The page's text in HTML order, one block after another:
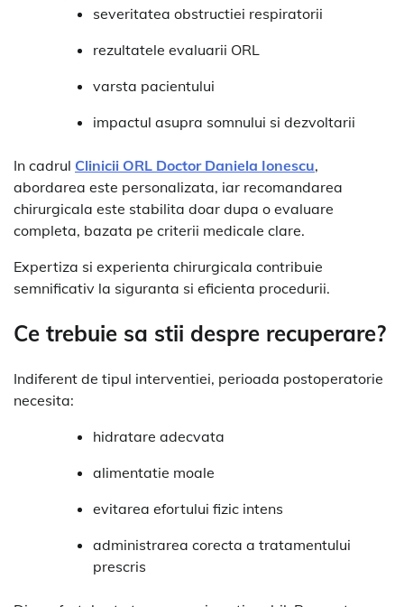
severitatea obstructiei respiratorii
rezultatele evaluarii ORL
varsta pacientului
impactul asupra somnului si dezvoltarii
In cadrul Clinicii ORL Doctor Daniela Ionescu,
abordarea este personalizata, iar recomandarea
chirurgicala este stabilita doar dupa o evaluare
completa, bazata pe criterii medicale clare.
Expertiza si experienta chirurgicala contribuie
semnificativ la siguranta si eficienta procedurii.
Ce trebuie sa stii despre recuperare?
Indiferent de tipul interventiei, perioada postoperatorie
necesita:
hidratare adecvata
alimentatie moale
evitarea efortului fizic intens
administrarea corecta a tratamentului
prescris